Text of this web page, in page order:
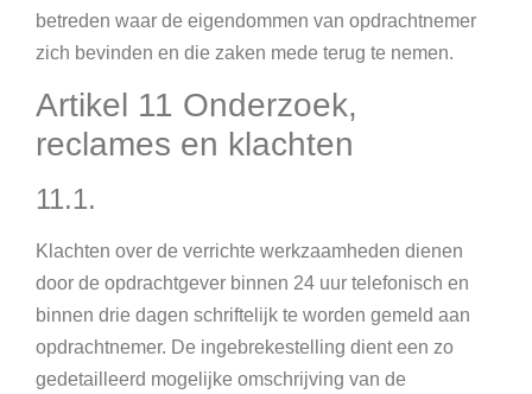
betreden waar de eigendommen van opdrachtnemer
zich bevinden en die zaken mede terug te nemen.
Artikel 11 Onderzoek,
reclames en klachten
11.1.
Klachten over de verrichte werkzaamheden dienen
door de opdrachtgever binnen 24 uur telefonisch en
binnen drie dagen schriftelijk te worden gemeld aan
opdrachtnemer. De ingebrekestelling dient een zo
gedetailleerd mogelijke omschrijving van de